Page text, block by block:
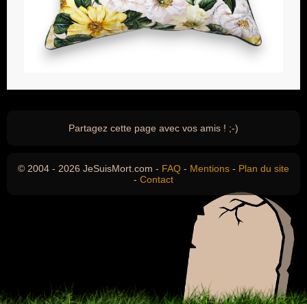
Partagez cette page avec vos amis ! ;-)
© 2004 - 2026 JeSuisMort.com - FAQ - Mentions - Plan du site
- Contact